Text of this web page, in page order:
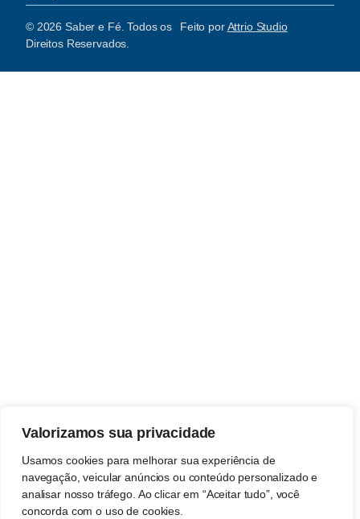
Valorizamos sua privacidade
Usamos cookies para melhorar sua experiência de
navegação, veicular anúncios ou conteúdo personalizado e
analisar nosso tráfego. Ao clicar em “Aceitar tudo”, você
concorda com o uso de cookies.
© 2026 Saber e Fé. Todos os
Direitos Reservados.
Feito porAttrio Studio